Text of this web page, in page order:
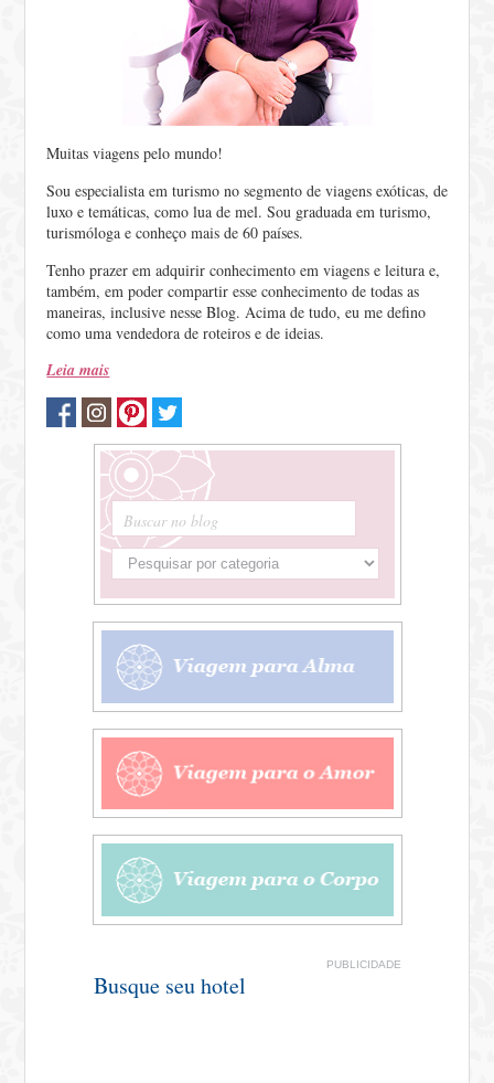
Muitas viagens pelo mundo!
Sou especialista em turismo no segmento de viagens exóticas, de
luxo e temáticas, como lua de mel. Sou graduada em turismo,
turismóloga e conheço mais de 60 países.
Tenho prazer em adquirir conhecimento em viagens e leitura e,
também, em poder compartir esse conhecimento de todas as
maneiras, inclusive nesse Blog. Acima de tudo, eu me defino
como uma vendedora de roteiros e de ideias.
Leia mais
Buscar no blog
PUBLICIDADE
Busque seu hotel